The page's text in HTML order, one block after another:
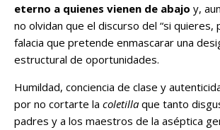
eterno a quienes vienen de abajo y,
no olvidan que el discurso del “si quieres,
falacia que pretende enmascarar una
estructural de oportunidades.
Humildad, conciencia de clase y
por no cortarte la coletilla que tanto
padres y a los maestros de la aséptica